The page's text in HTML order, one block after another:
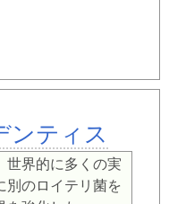
ンティス
世界的に多くの実
別のロイテリ菌を